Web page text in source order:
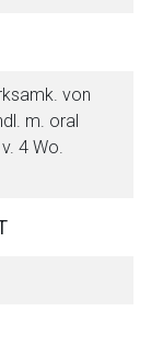
von
m. oral
4 Wo.